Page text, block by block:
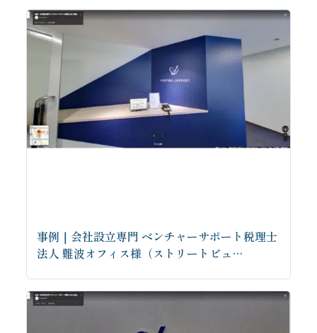
事例｜会社設立専門 ベンチャーサポート税理士
法人 難波オフィス様（ストリートビュ…